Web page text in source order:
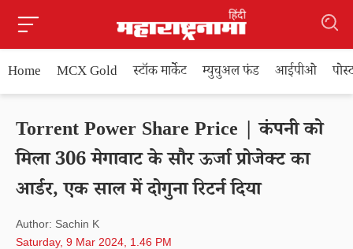
Home MCX Gold स्टॉक मार्केट म्युचुअल फंड आईपीओ
Torrent Power Share Price | कंपनी को
मिला 306 मेगावाट के सौर ऊर्जा प्रोजेक्ट का
आर्डर, एक साल में दोगुना रिटर्न दिया
Author: Sachin K
Saturday, 9 Mar 2024, 1.46 PM